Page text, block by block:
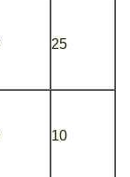
25
10